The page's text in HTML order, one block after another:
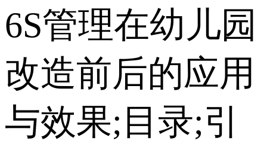
6S管理在幼儿园
改造前后的应用
与效果;目录;引